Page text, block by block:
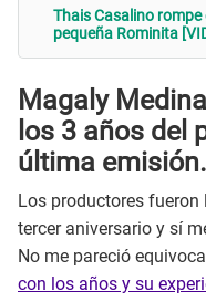
Thais Casalino
pequeña Rominita
Magaly
los 3 años del
última
Los productores fueron
tercer aniversario y sí
No me pareció
con los años y su